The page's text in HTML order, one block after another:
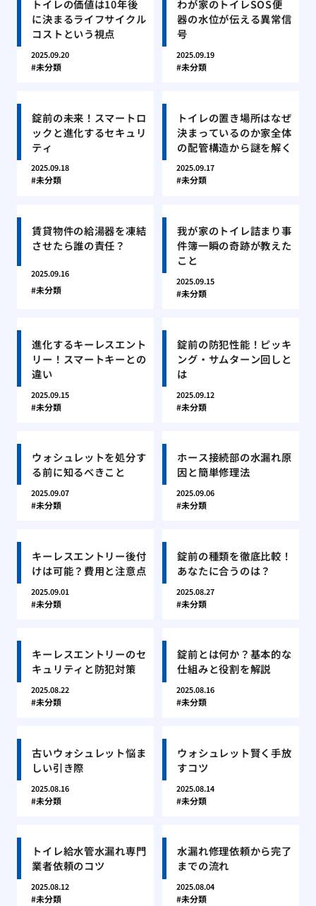
トイレの価値は10年後
に決まるライフサイクル
コストという視点
2025.09.20
未分類
わが家のトイレSOS便
器の水位が伝える異常信
号
2025.09.19
未分類
錠前の未来！スマートロ
ックと進化するセキュリ
ティ
2025.09.18
未分類
トイレの置き場所はなぜ
決まっているのか家全体
の配管構造から謎を解く
2025.09.17
未分類
賃貸物件の給湯器を凍結
させたら誰の責任？
2025.09.16
未分類
我が家のトイレ詰まり事
件簿一瞬の奇跡が教えた
こと
2025.09.15
未分類
進化するキーレスエント
リー！スマートキーとの
違い
2025.09.15
未分類
錠前の防犯性能！ピッキ
ング・サムターン回しと
は
2025.09.12
未分類
ウォシュレットを処分す
る前に知るべきこと
2025.09.07
未分類
ホース接続部の水漏れ原
因と簡単修理法
2025.09.06
未分類
キーレスエントリー後付
けは可能？費用と注意点
2025.09.01
未分類
錠前の種類を徹底比較！
あなたに合うのは？
2025.08.27
未分類
キーレスエントリーのセ
キュリティと防犯対策
2025.08.22
未分類
錠前とは何か？基本的な
仕組みと役割を解説
2025.08.16
未分類
古いウォシュレット悩ま
しい引き際
2025.08.16
未分類
ウォシュレット賢く手放
すコツ
2025.08.14
未分類
トイレ給水管水漏れ専門
業者依頼のコツ
2025.08.12
未分類
水漏れ修理依頼から完了
までの流れ
2025.08.04
未分類